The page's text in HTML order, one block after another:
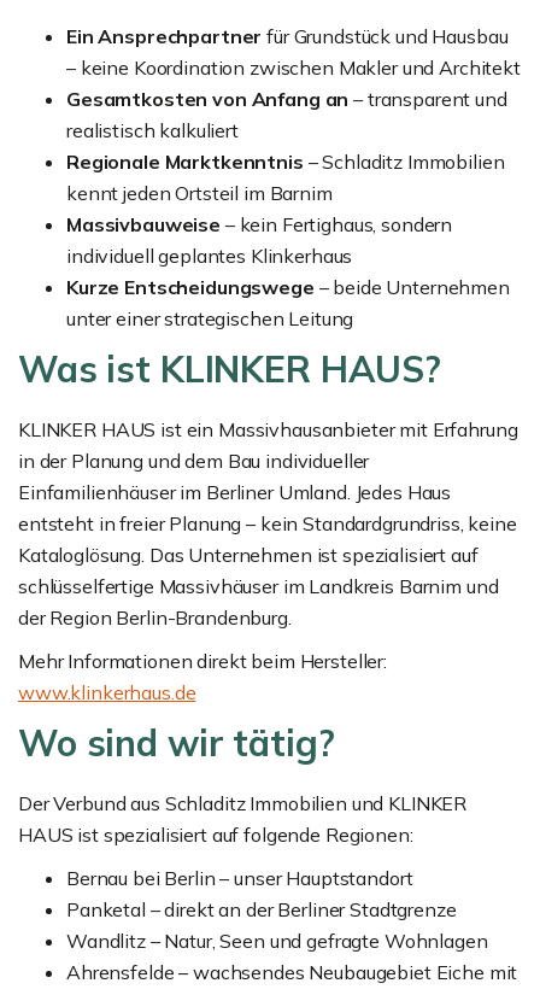
Ein Ansprechpartner für Grundstück und Hausbau
– keine Koordination zwischen Makler und Architekt
Gesamtkosten von Anfang an – transparent und
realistisch kalkuliert
Regionale Marktkenntnis – Schladitz Immobilien
kennt jeden Ortsteil im Barnim
Massivbauweise – kein Fertighaus, sondern
individuell geplantes Klinkerhaus
Kurze Entscheidungswege – beide Unternehmen
unter einer strategischen Leitung
Was ist KLINKER HAUS?
KLINKER HAUS ist ein Massivhausanbieter mit Erfahrung
in der Planung und dem Bau individueller
Einfamilienhäuser im Berliner Umland. Jedes Haus
entsteht in freier Planung – kein Standardgrundriss, keine
Kataloglösung. Das Unternehmen ist spezialisiert auf
schlüsselfertige Massivhäuser im Landkreis Barnim und
der Region Berlin-Brandenburg.
Mehr Informationen direkt beim Hersteller:
www.klinkerhaus.de
Wo sind wir tätig?
Der Verbund aus Schladitz Immobilien und KLINKER
HAUS ist spezialisiert auf folgende Regionen:
Bernau bei Berlin – unser Hauptstandort
Panketal – direkt an der Berliner Stadtgrenze
Wandlitz – Natur, Seen und gefragte Wohnlagen
Ahrensfelde – wachsendes Neubaugebiet Eiche mit